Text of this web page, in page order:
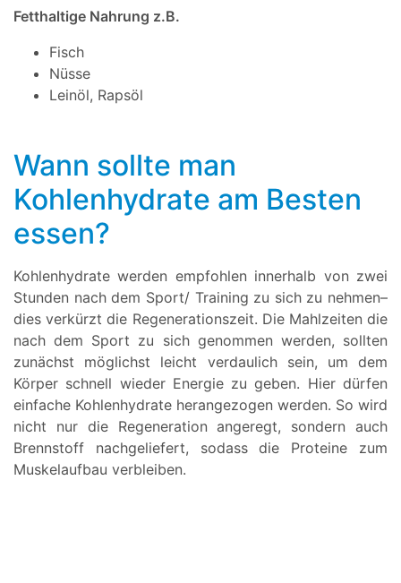
Fetthaltige Nahrung z.B.
Fisch
Nüsse
Leinöl, Rapsöl
Wann sollte man
Kohlenhydrate am Besten
essen?
Kohlenhydrate werden empfohlen innerhalb von zwei
Stunden nach dem Sport/ Training zu sich zu nehmen–
dies verkürzt die Regenerationszeit. Die Mahlzeiten die
nach dem Sport zu sich genommen werden, sollten
zunächst möglichst leicht verdaulich sein, um dem
Körper schnell wieder Energie zu geben. Hier dürfen
einfache Kohlenhydrate herangezogen werden. So wird
nicht nur die Regeneration angeregt, sondern auch
Brennstoff nachgeliefert, sodass die Proteine zum
Muskelaufbau verbleiben.